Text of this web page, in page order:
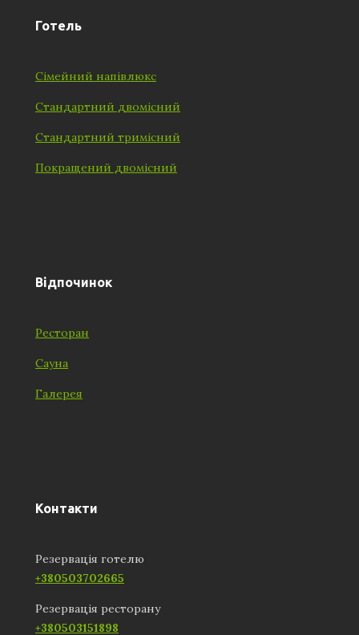
Готель
Сімейний напівлюкс
Стандартний двомісний
Стандартний тримісний
Покращений двомісний
Відпочинок
Ресторан
Сауна
Галерея
Контакти
Резервація готелю
+380503702665
Резервація ресторану
+380503151898